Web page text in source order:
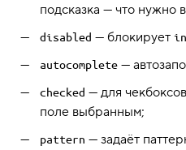
подсказка — что нужно
disabled — блокирует
autocomplete —
checked — для
поле выбранным;
pattern — задаёт